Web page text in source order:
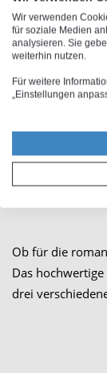
Ob für die
Das
drei
Wir verwenden
für soziale Medien
analysieren. Sie
weiterhin nutzen.
Für weitere
„Einstellungen